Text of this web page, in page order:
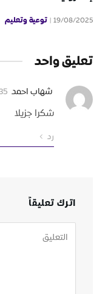
19/08/2025 توعية وتعليم
تعليق واحد
شهاب احمد
شكرا جزيلا
رد
اترك تعليقاً